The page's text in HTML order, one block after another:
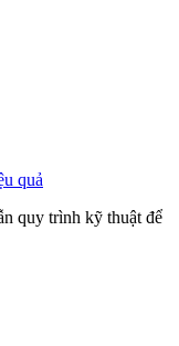
quả
quy trình kỹ thuật để